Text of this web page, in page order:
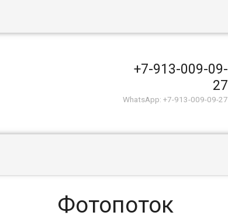
+7-913-009-09-
27
WhatsApp: +7-913-009-09-27
Фотопоток